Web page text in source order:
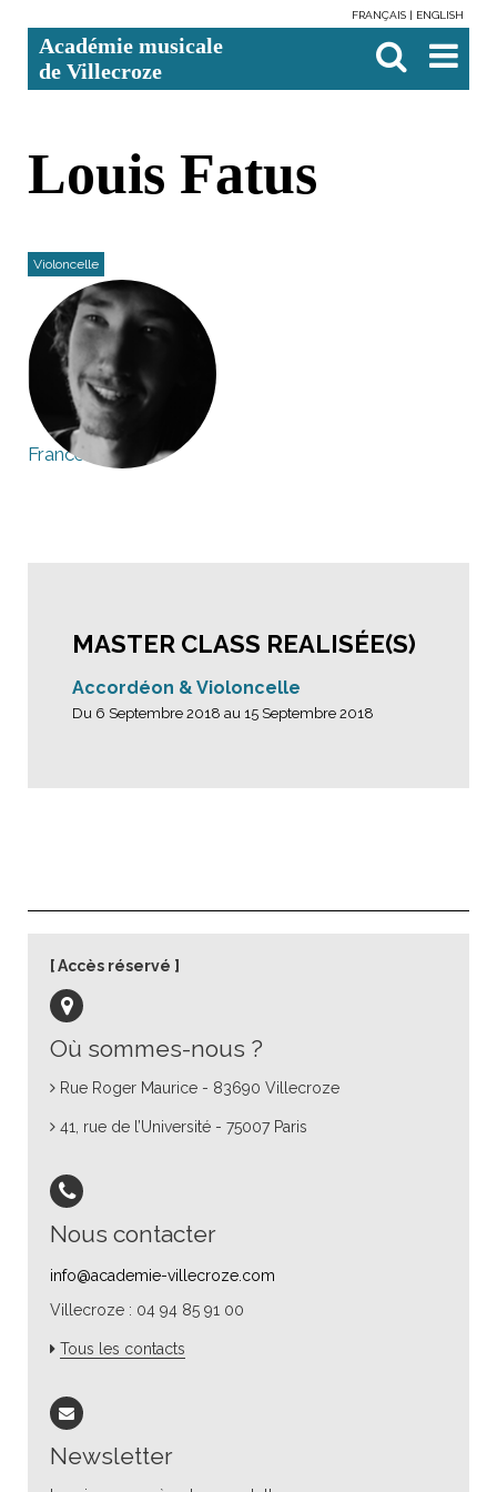
contenu.
Aller
à
personnels
FRANÇAIS ENGLISH
Académie musicale
de Villecroze

avancée…
Louis Fatus
Violoncelle
France
MASTER CLASS REALISÉE(S)
Accordéon & Violoncelle
Du 6 Septembre 2018 au 15 Septembre 2018
Où sommes-nous ?
Rue Roger Maurice - 83690 Villecroze
41, rue de l’Université - 75007 Paris
Nous contacter
info@academie-villecroze.com
Villecroze : 04 94 85 91 00
Tous les contacts
Newsletter
Accès réservé